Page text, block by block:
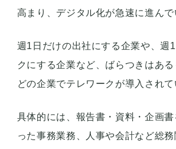
高まり、デジタル化が急速に進んで
週1日だけの出社にする企業や、週
クにする企業など、ばらつきはあ
どの企業でテレワークが導入されて
具体的には、報告書・資料・企画
った事務業務、人事や会計など総